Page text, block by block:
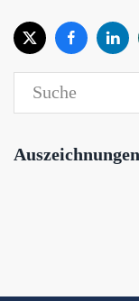
Auszeichnungen